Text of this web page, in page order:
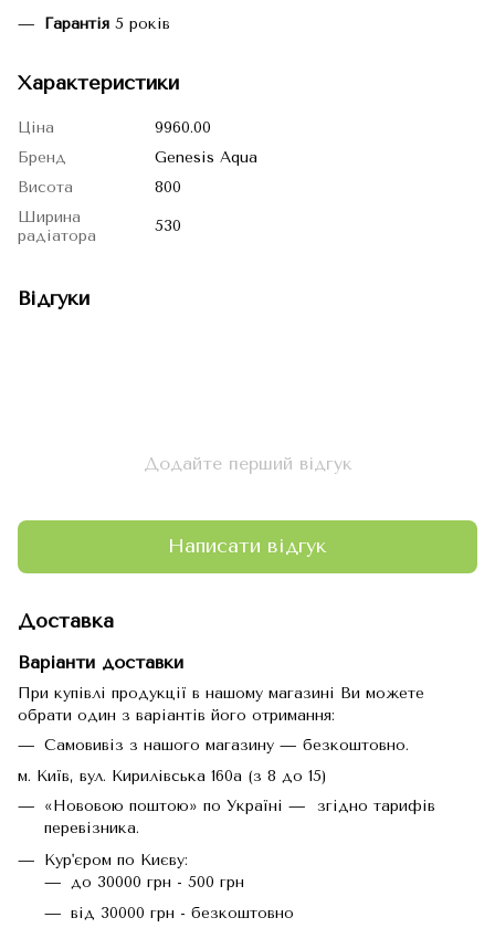
Гарантія 5 років
Характеристики
Ціна
9960.00
Бренд
Genesis Aqua
Висота
800
Ширина
радіатора
530
Відгуки
Додайте перший відгук
Написати відгук
Доставка
Варіанти доставки
При купівлі продукції в нашому магазині Ви можете
обрати один з варіантів його отримання:
Самовивіз з нашого магазину — безкоштовно.
м. Київ, вул. Кирилівська 160а (з 8 до 15)
«Нововою поштою» по Україні — згідно тарифів
перевізника.
Кур'єром по Києву:
до 30000 грн - 500 грн
від 30000 грн - безкоштовно